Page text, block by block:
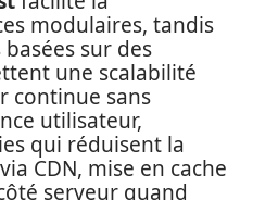
modulaires, tandis
sur des
une scalabilité
continue sans
utilisateur,
qui réduisent la
CDN, mise en cache
serveur quand